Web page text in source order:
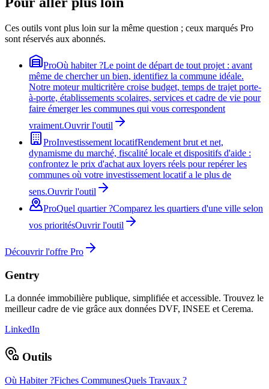
Ces outils vont plus loin sur la même question ; ceux marqués Pro
sont réservés aux abonnés.
ProOù habiter ?Le point de départ de tout projet : avant
même de chercher un bien, identifiez la commune idéale.
Notre moteur multicritère croise budget, temps de trajet porte-
à-porte, établissements scolaires, services et cadre de vie pour
faire émerger les communes qui vous correspondent
vraiment.Ouvrir l'outil
ProInvestissement locatifRendement brut et net,
dynamisme du marché, fiscalité locale et dispositifs d'aide :
confrontez le prix d'achat aux loyers réels pour repérer les
communes où votre investissement locatif a le plus de
sens.Ouvrir l'outil
ProQuel quartier ?Comparez les quartiers d'une ville selon
vos prioritésOuvrir l'outil
Découvrir l'offre Pro
Gentry
La donnée immobilière publique, simplifiée et accessible. Trouvez le
meilleur cadre de vie grâce aux données DVF, INSEE et Cerema.
LinkedIn
Outils
Où Habiter ?Fiches CommunesQuels Travaux ?